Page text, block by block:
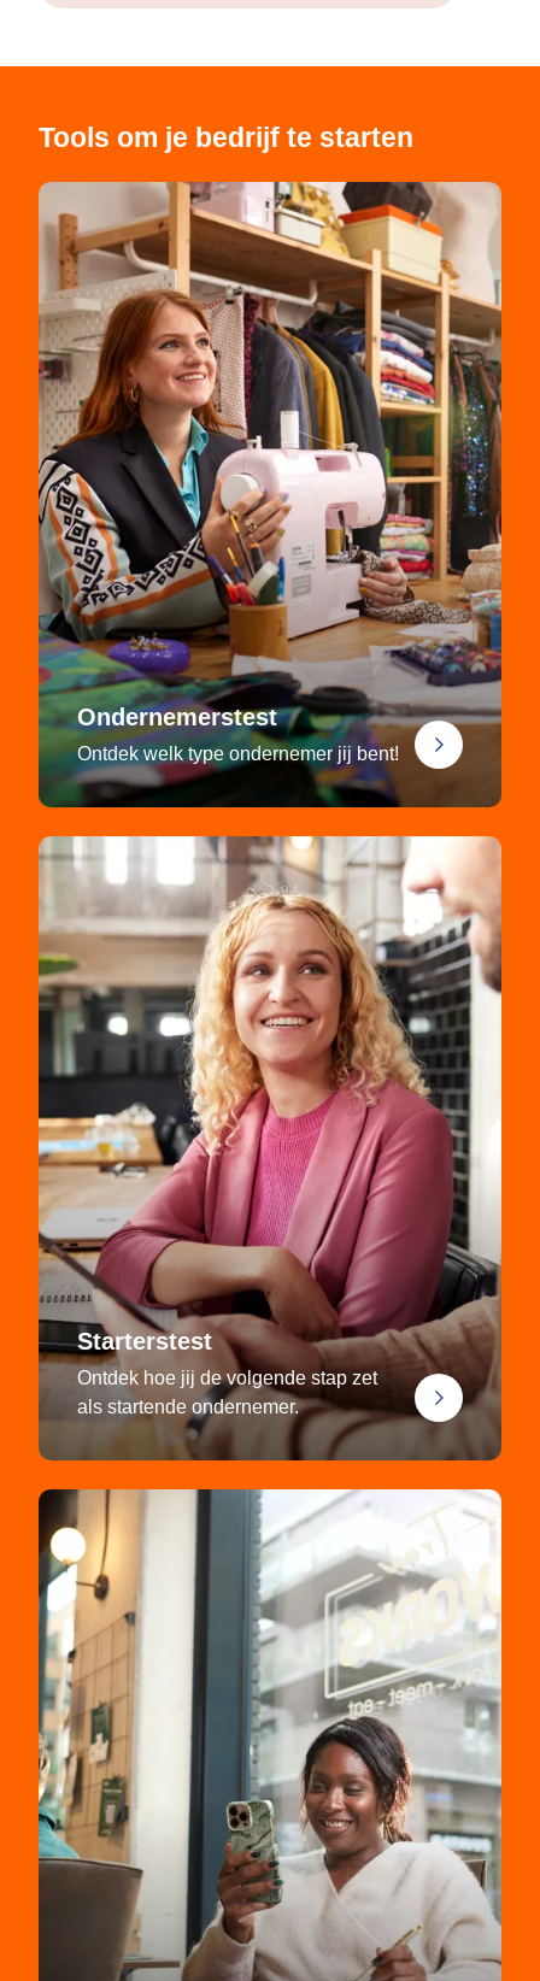
Tools om je bedrijf te starten
Ondernemerstest
Ontdek welk type ondernemer jij bent!
Starterstest
Ontdek hoe jij de volgende stap zet
als startende ondernemer.